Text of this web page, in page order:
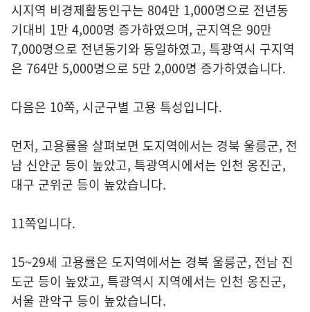
시지역 비경제활동인구는 804만 1,000명으로 전년동
기대비 1만 4,000명 증가하였으며, 군지역은 90만
7,000명으로 전년동기와 동일하였고, 특광역시 구지역
은 764만 5,000명으로 5만 2,000명 증가하였습니다.
다음은 10쪽, 시군구별 고용 특성입니다.
먼저, 고용률을 살펴보면 도지역에서는 경북 울릉군, 전
남 신안군 등이 높았고, 특광역시에서는 인천 옹진군,
대구 군위군 등이 높았습니다.
11쪽입니다.
15~29세 고용률은 도지역에서는 경북 울릉군, 전남 진
도군 등이 높았고, 특광역시 지역에서는 인천 옹진군,
서울 관악구 등이 높았습니다.